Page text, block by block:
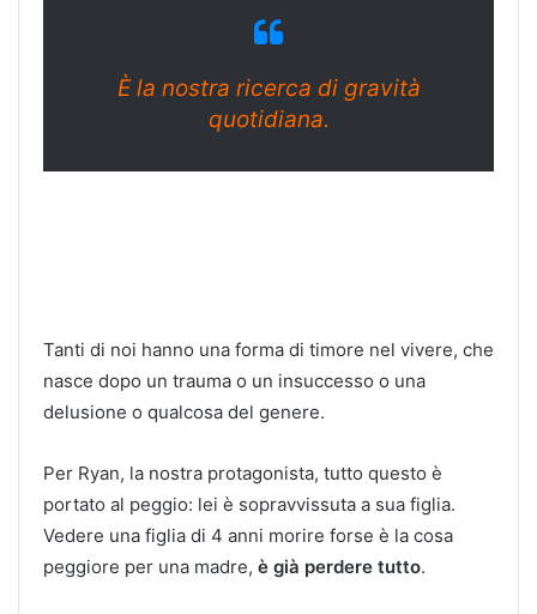
È la nostra ricerca di gravità
quotidiana.
Tanti di noi hanno una forma di timore nel vivere, che
nasce dopo un trauma o un insuccesso o una
delusione o qualcosa del genere.
Per Ryan, la nostra protagonista, tutto questo è
portato al peggio: lei è sopravvissuta a sua figlia.
Vedere una figlia di 4 anni morire forse è la cosa
peggiore per una madre, è già perdere tutto.